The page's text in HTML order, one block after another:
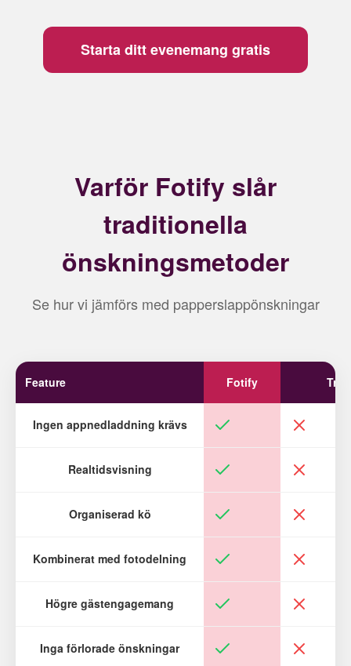
Starta ditt evenemang gratis
Varför Fotify slår
traditionella
önskningsmetoder
Se hur vi jämförs med papperslappönskningar
Feature Fotify
Ingen appnedladdning krävs
Realtidsvisning
Organiserad kö
Kombinerat med fotodelning
Högre gästengagemang
Inga förlorade önskningar